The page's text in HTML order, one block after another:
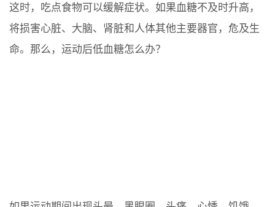
这时，吃点食物可以缓解症状。如果血糖不及时升高，
将损害心脏、大脑、肾脏和人体其他主要器官，危及生
命。那么，运动后低血糖怎么办？